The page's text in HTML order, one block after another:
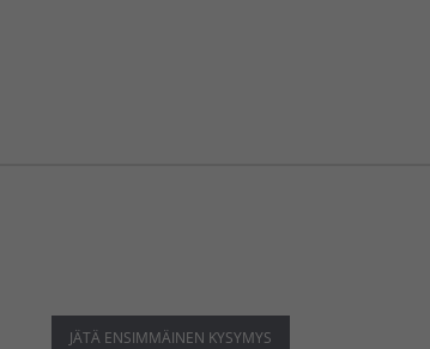
JÄTÄ ENSIMMÄINEN KYSYMYS